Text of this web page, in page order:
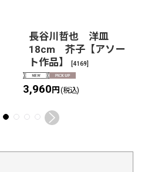
長谷川哲也 洋皿
18cm 芥子【アソー
ト作品】
[4169]
3,960円 (税込)